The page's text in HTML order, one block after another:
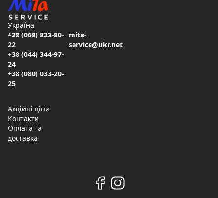
Україна
+38 (068) 823-80-
22
+38 (044) 344-97-
24
+38 (080) 033-20-
25
mita-
service@ukr.net
Акційні ціни
Контакти
Оплата та
доставка